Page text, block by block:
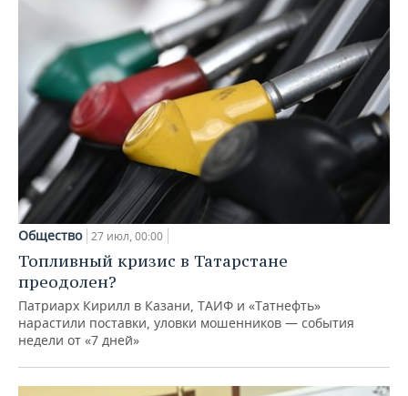
Общество 27 июл, 00:00
Топливный кризис в Татарстане
преодолен?
Патриарх Кирилл в Казани, ТАИФ и «Татнефть»
нарастили поставки, уловки мошенников — события
недели от «7 дней»